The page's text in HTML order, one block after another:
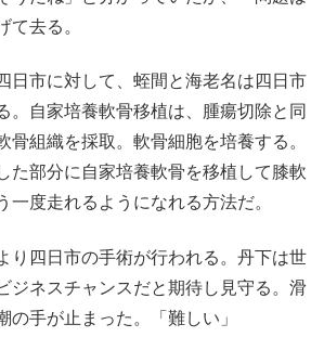
て去る。
日市に対して、蛭間と海老名は四日市
。自家培養軟骨移植は、腫瘍切除と同
骨組織を採取。軟骨細胞を培養する。
た部分に自家培養軟骨を移植して膝軟
一度走れるようになれる方法だ。
り四日市の手術が行われる。丹下は世
ジネスチャンスだと期待し見守る。滑
の手が止まった。「難しい」